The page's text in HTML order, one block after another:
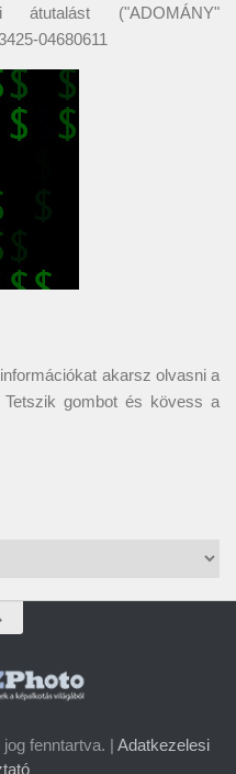
átutalást ("ADOMÁNY"
04680611
akarsz olvasni a
gombot és kövess a
fenntartva. | Adatkezelesi